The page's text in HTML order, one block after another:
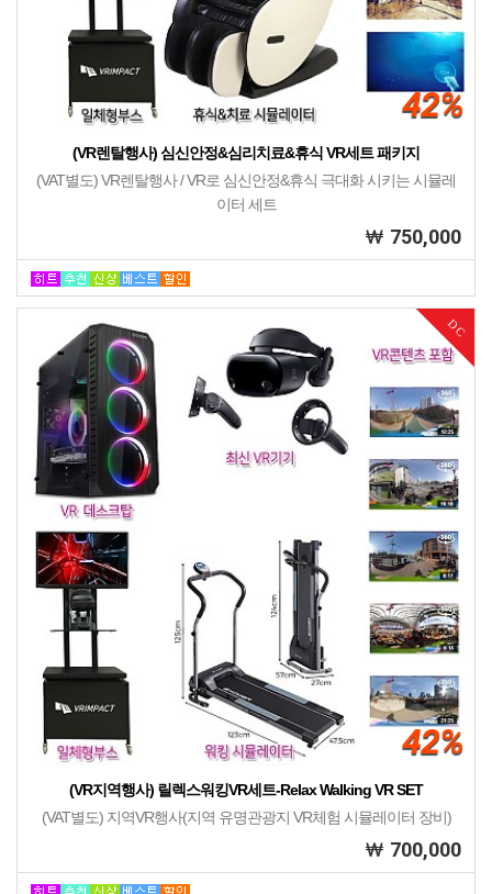
42%
(VR렌탈행사) 심신안정&심리치료&휴식 VR세트 패키지
(VAT별도) VR렌탈행사 / VR로 심신안정&휴식 극대화 시키는 시뮬레
이터 세트
750,000
DC
42%
(VR지역행사) 릴렉스워킹VR세트-Relax Walking VR SET
(VAT별도) 지역VR행사(지역 유명관광지 VR체험 시뮬레이터 장비)
700,000